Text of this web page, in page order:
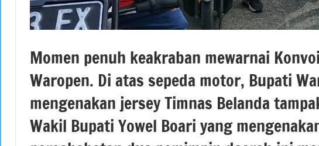
Momen penuh keakraban mewarnai
Waropen. Di atas sepeda motor, Bupati
mengenakan jersey Timnas Belanda
Wakil Bupati Yowel Boari yang